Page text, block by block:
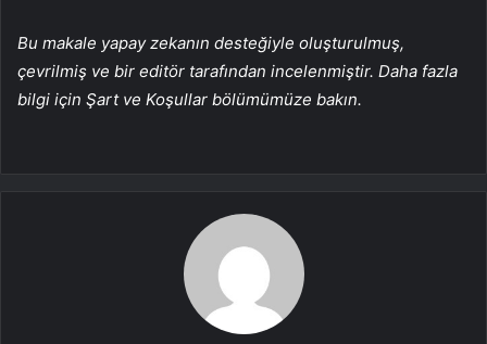
Bu makale yapay zekanın desteğiyle oluşturulmuş,
çevrilmiş ve bir editör tarafından incelenmiştir. Daha fazla
bilgi için Şart ve Koşullar bölümümüze bakın.